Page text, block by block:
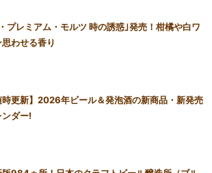
プレミアム・モルツ 時の誘惑｣発売！柑橘や白ワ
思わせる香り
時更新】2026年ビール＆発泡酒の新商品・新発売
ンダー!